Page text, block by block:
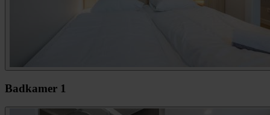
Badkamer 1